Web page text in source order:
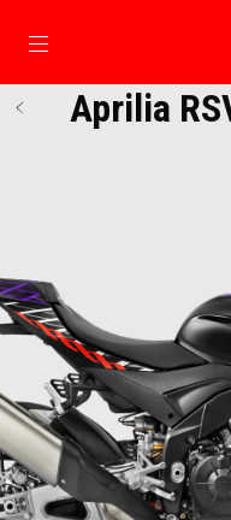
Aprilia